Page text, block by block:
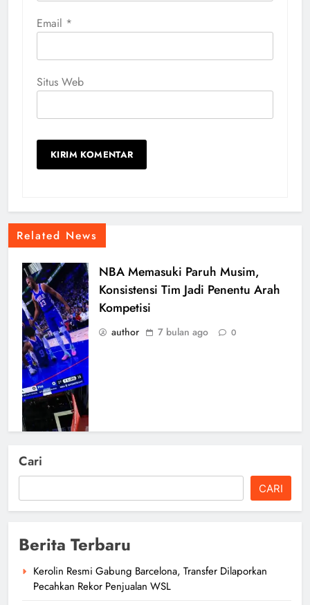
Email *
Situs Web
Related News
NBA Memasuki Paruh Musim,
Konsistensi Tim Jadi Penentu Arah
Kompetisi
author 7 bulan ago 0
Cari
CARI
Berita Terbaru
Kerolin Resmi Gabung Barcelona, Transfer Dilaporkan
Pecahkan Rekor Penjualan WSL